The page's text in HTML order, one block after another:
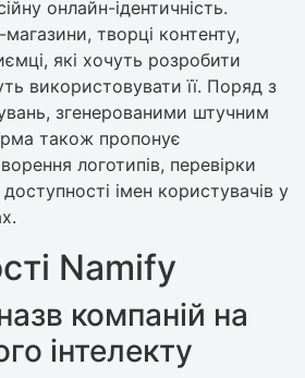
онлайн-ідентичність.
творці контенту,
які хочуть розробити
використовувати її. Поряд з
згенерованими штучним
також пропонує
логотипів, перевірки
імен користувачів у
Namify
компаній на
інтелекту